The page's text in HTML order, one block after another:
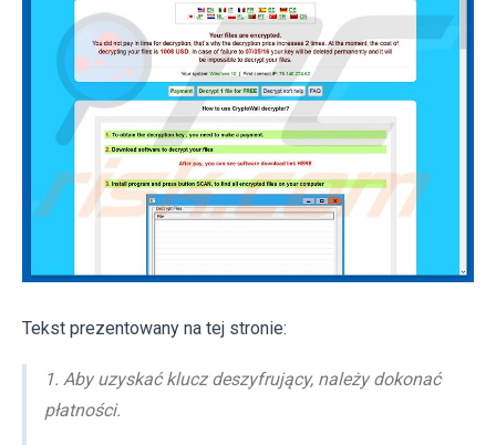
Tekst prezentowany na tej stronie:
1. Aby uzyskać klucz deszyfrujący, należy dokonać
płatności.